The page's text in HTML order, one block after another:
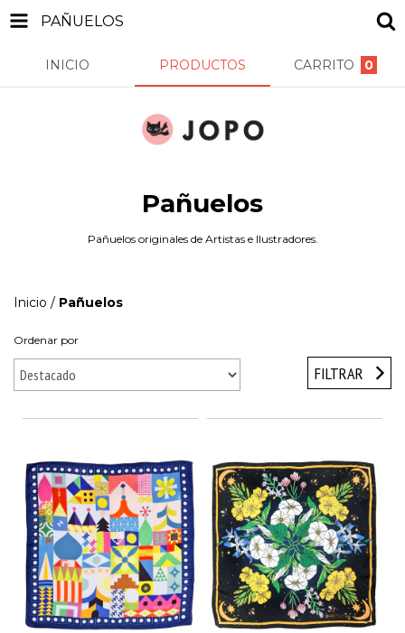
PAÑUELOS
INICIO PRODUCTOS CARRITO 0
Pañuelos
Pañuelos originales de Artistas e Ilustradores.
Inicio / Pañuelos
Ordenar por
FILTRAR